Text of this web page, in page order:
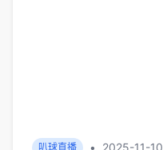
叭球直播 • 2025-11-10